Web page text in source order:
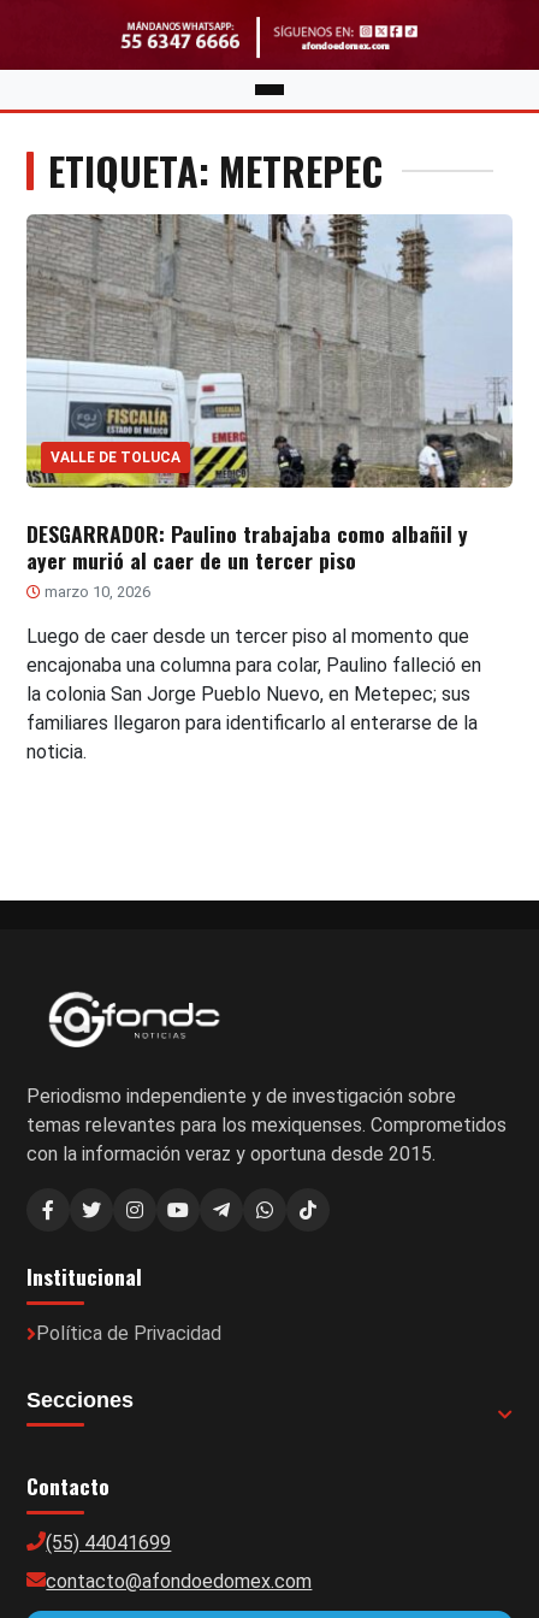
ETIQUETA: METREPEC
VALLE DE TOLUCA
DESGARRADOR: Paulino trabajaba como albañil y
ayer murió al caer de un tercer piso
marzo 10, 2026
Luego de caer desde un tercer piso al momento que
encajonaba una columna para colar, Paulino falleció en
la colonia San Jorge Pueblo Nuevo, en Metepec; sus
familiares llegaron para identificarlo al enterarse de la
noticia.
Periodismo independiente y de investigación sobre
temas relevantes para los mexiquenses. Comprometidos
con la información veraz y oportuna desde 2015.
Institucional
Política de Privacidad
Secciones
Contacto
(55) 44041699
contacto@afondoedomex.com